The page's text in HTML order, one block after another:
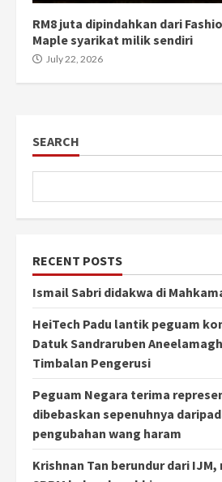
RM8 juta dipindahkan dari
Maple syarikat milik sendiri
July 22, 2026
SEARCH
RECENT POSTS
Ismail Sabri didakwa di
HeiTech Padu lantik peguam
Datuk Sandraruben
Timbalan Pengerusi
Peguam Negara terima
dibebaskan sepenuhnya
pengubahan wang haram
Krishnan Tan berundur dari